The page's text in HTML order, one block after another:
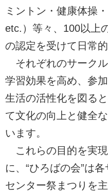
ミントン・健康体操
etc.）等々、100以上
の認定を受けて日常
それぞれのサーク
学習効果を高め、参
生活の活性化を図る
て文化の向上と健全
います。
これらの目的を実
に、“ひろばの会”は
センター祭まつりを